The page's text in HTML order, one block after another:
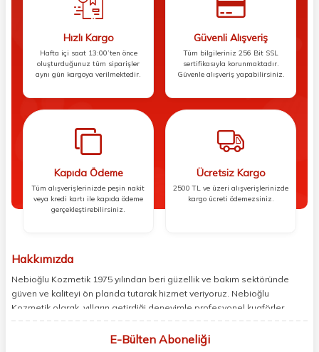
Hızlı Kargo
Hafta içi saat 13:00’ten önce
oluşturduğunuz tüm siparişler
aynı gün kargoya verilmektedir.
Güvenli Alışveriş
Tüm bilgileriniz 256 Bit SSL
sertifikasıyla korunmaktadır.
Güvenle alışveriş yapabilirsiniz.
Kapıda Ödeme
Tüm alışverişlerinizde peşin nakit
veya kredi kartı ile kapıda ödeme
gerçekleştirebilirsiniz.
Ücretsiz Kargo
2500 TL ve üzeri alışverişlerinizde
kargo ücreti ödemezsiniz.
Hakkımızda
Nebioğlu Kozmetik 1975 yılından beri güzellik ve bakım sektöründe
güven ve kaliteyi ön planda tutarak hizmet veriyoruz. Nebioğlu
Kozmetik olarak, yılların getirdiği deneyimle profesyonel kuaförler,
odaklanıyoruz. Doğal içerikleri bilimsel formüllerle birleştirerek saç ve
E-Bülten Aboneliği